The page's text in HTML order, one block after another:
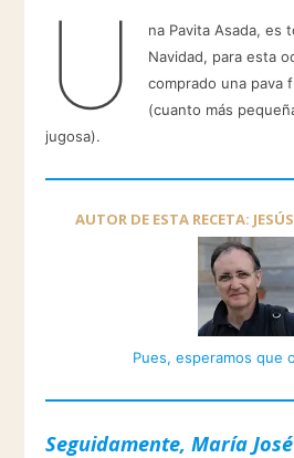
U
na Pavita Asada, es
Navidad, para esta
comprado una pava
(cuanto más
jugosa).
AUTOR DE ESTA RECETA:
Pues, esperamos que
Seguidamente, María